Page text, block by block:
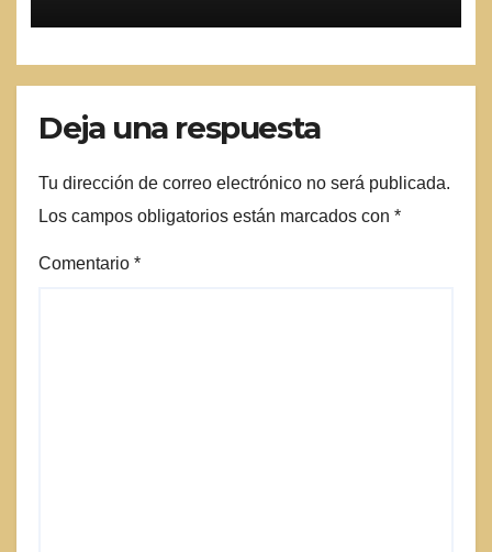
Deja una respuesta
Tu dirección de correo electrónico no será publicada.
Los campos obligatorios están marcados con *
Comentario *